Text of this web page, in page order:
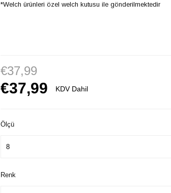
*Welch ürünleri özel welch kutusu ile gönderilmektedir
€37,99
KDV Dahil
€37,99
Ölçü
Renk